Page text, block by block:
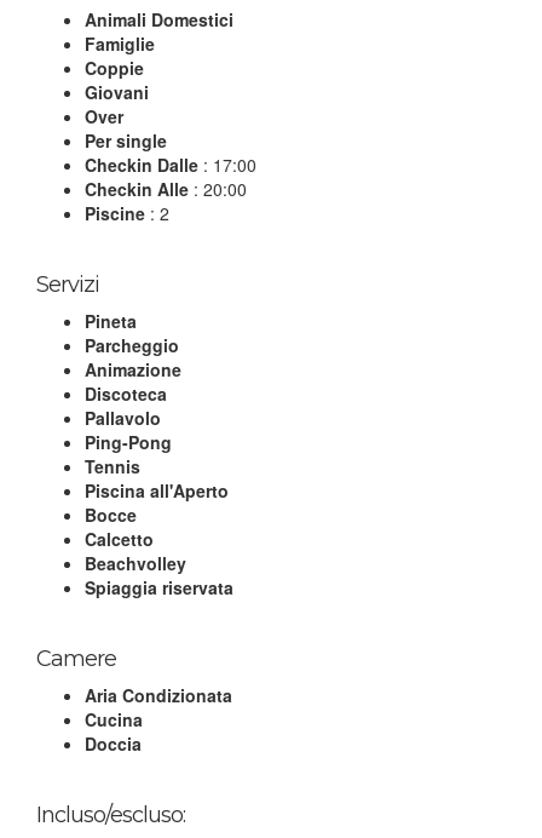
Animali Domestici
Famiglie
Coppie
Giovani
Over
Per single
Checkin Dalle : 17:00
Checkin Alle : 20:00
Piscine : 2
Servizi
Pineta
Parcheggio
Animazione
Discoteca
Pallavolo
Ping-Pong
Tennis
Piscina all'Aperto
Bocce
Calcetto
Beachvolley
Spiaggia riservata
Camere
Aria Condizionata
Cucina
Doccia
Incluso/escluso: